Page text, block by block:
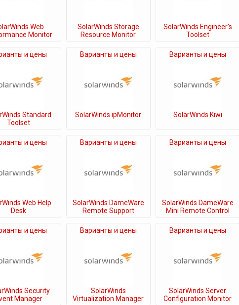
Web
Monitor
SolarWinds Storage
Resource Monitor
SolarWinds Engineer's
Toolset
и цены
Standard
Toolset
Варианты и цены
SolarWinds ipMonitor
Варианты и цены
SolarWinds Kiwi
и цены
Web Help
Desk
Варианты и цены
SolarWinds DameWare
Remote Support
Варианты и цены
SolarWinds DameWare
Mini Remote Control
и цены
Security
Manager
Варианты и цены
SolarWinds
Virtualization Manager
Варианты и цены
SolarWinds Server
Configuration Monitor